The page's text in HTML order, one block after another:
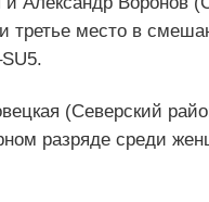
третье место в
(Северский
разряде среди